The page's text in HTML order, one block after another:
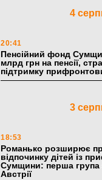
4
20:41
Пенсійний фонд
млрд грн на пенсії,
підтримку
3
18:53
Романько розширює
відпочинку дітей із
Сумщини: перша група
Австрії